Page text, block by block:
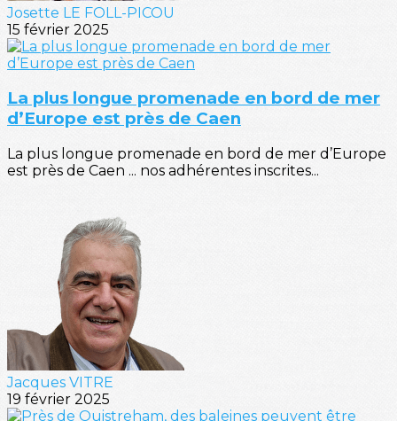
Josette LE FOLL-PICOU
15 février 2025
La plus longue promenade en bord de mer
d’Europe est près de Caen
La plus longue promenade en bord de mer d’Europe
est près de Caen ... nos adhérentes inscrites...
Jacques VITRE
19 février 2025